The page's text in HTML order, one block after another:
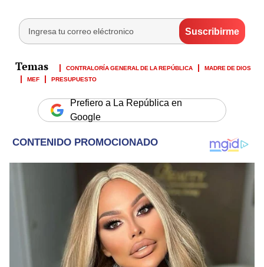
CONTRALORÍA GENERAL DE LA REPÚBLICA
MADRE DE DIOS
MEF
PRESUPUESTO
Prefiero a La República en
Google